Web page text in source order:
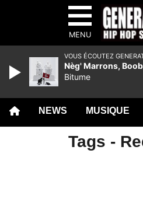
MENU
NEWS MUSIQUE
Tags -
VOUS ÉCOUTEZ
Nèg' Marrons,
Bitume